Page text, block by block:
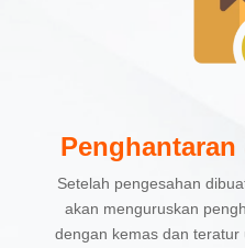
Penghantaran
Setelah pengesahan
akan menguruskan
dengan kemas dan teratur